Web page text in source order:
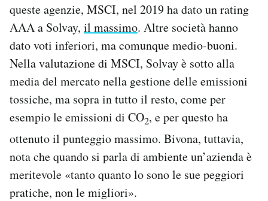
queste agenzie, MSCI, nel 2019 ha dato un rating
AAA a Solvay, il massimo. Altre società hanno
dato voti inferiori, ma comunque medio-buoni.
Nella valutazione di MSCI, Solvay è sotto alla
media del mercato nella gestione delle emissioni
tossiche, ma sopra in tutto il resto, come per
esempio le emissioni di CO2, e per questo ha
ottenuto il punteggio massimo. Bivona, tuttavia,
nota che quando si parla di ambiente un’azienda è
meritevole «tanto quanto lo sono le sue peggiori
pratiche, non le migliori».